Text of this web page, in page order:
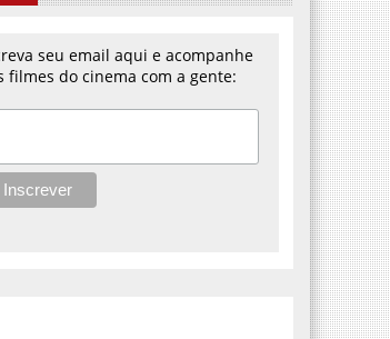
seu email aqui e acompanhe
filmes do cinema com a gente: